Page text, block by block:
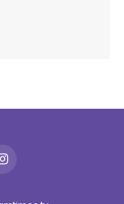
Instagram